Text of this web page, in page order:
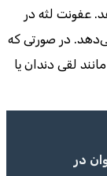
عفونت لثه در
در صورتی که
لقی دندان یا
در